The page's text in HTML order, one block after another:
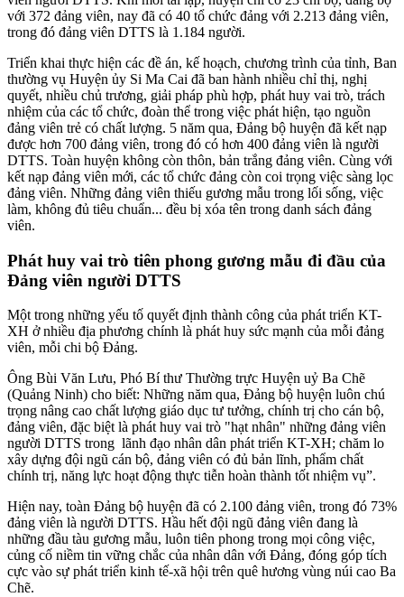
với 372 đảng viên, nay đã có 40 tổ chức đảng với 2.213 đảng viên,
trong đó đảng viên DTTS là 1.184 người.
Triển khai thực hiện các đề án, kế hoạch, chương trình của tỉnh, Ban
thường vụ Huyện ủy Si Ma Cai đã ban hành nhiều chỉ thị, nghị
quyết, nhiều chủ trương, giải pháp phù hợp, phát huy vai trò, trách
nhiệm của các tổ chức, đoàn thể trong việc phát hiện, tạo nguồn
đảng viên trẻ có chất lượng. 5 năm qua, Đảng bộ huyện đã kết nạp
được hơn 700 đảng viên, trong đó có hơn 400 đảng viên là người
DTTS. Toàn huyện không còn thôn, bản trắng đảng viên. Cùng với
kết nạp đảng viên mới, các tổ chức đảng còn coi trọng việc sàng lọc
đảng viên. Những đảng viên thiếu gương mẫu trong lối sống, việc
làm, không đủ tiêu chuẩn... đều bị xóa tên trong danh sách đảng
viên.
Phát huy vai trò tiên phong gương mẫu đi đầu của
Đảng viên người DTTS
Một trong những yếu tố quyết định thành công của phát triển KT-
XH ở nhiều địa phương chính là phát huy sức mạnh của mỗi đảng
viên, mỗi chi bộ Đảng.
Ông Bùi Văn Lưu, Phó Bí thư Thường trực Huyện uỷ Ba Chẽ
(Quảng Ninh) cho biết: Những năm qua, Đảng bộ huyện luôn chú
trọng nâng cao chất lượng giáo dục tư tưởng, chính trị cho cán bộ,
đảng viên, đặc biệt là phát huy vai trò "hạt nhân" những đảng viên
người DTTS trong lãnh đạo nhân dân phát triển KT-XH; chăm lo
xây dựng đội ngũ cán bộ, đảng viên có đủ bản lĩnh, phẩm chất
chính trị, năng lực hoạt động thực tiễn hoàn thành tốt nhiệm vụ”.
Hiện nay, toàn Đảng bộ huyện đã có 2.100 đảng viên, trong đó 73%
đảng viên là người DTTS. Hầu hết đội ngũ đảng viên đang là
những đầu tàu gương mẫu, luôn tiên phong trong mọi công việc,
củng cố niềm tin vững chắc của nhân dân với Đảng, đóng góp tích
cực vào sự phát triển kinh tế-xã hội trên quê hương vùng núi cao Ba
Chẽ.